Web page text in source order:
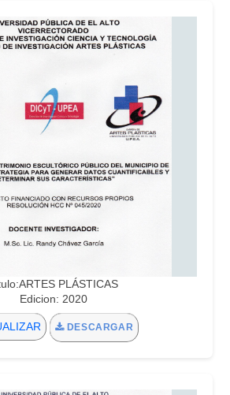
PLÁSTICAS
Edicion: 2020
DESCARGAR